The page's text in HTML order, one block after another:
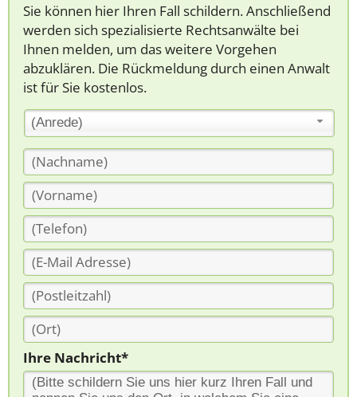
Sie können hier Ihren Fall schildern. Anschließend
werden sich spezialisierte Rechtsanwälte bei
Ihnen melden, um das weitere Vorgehen
abzuklären. Die Rückmeldung durch einen Anwalt
ist für Sie kostenlos.
(Anrede)
Ihre Nachricht*